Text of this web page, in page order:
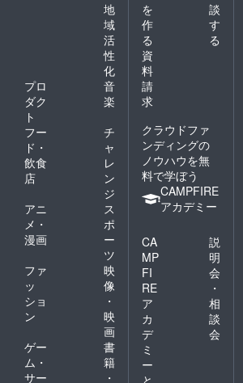
地
域
活
性
化
プロ
ダク
ト
音
楽
フー
ド・
飲食
店
チ
ャ
レ
ン
ジ
アニ
メ・
漫画
ス
ポ
ー
ツ
ファ
ッ
ショ
ン
映
像
・
映
画
ゲー
ム・
サー
書
籍
・
を
作
る
談
す
る
資
料
請
求
クラウドファ
ンディングの
ノウハウを無
料で学ぼう
CAMPFIRE
アカデミー
CA
MP
FI
RE
ア
カ
デ
ミ
ー
と
説
明
会
・
相
談
会